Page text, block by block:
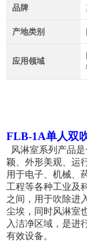
品牌
产地类别
应用领域
FLB-1A单人双
风淋室系列产品
颖、外形美观、运
用于电子、机械、
工程等各种工业及
之间，用于吹除进
尘埃，同时风淋室
入洁净区域，是进
有效设备。